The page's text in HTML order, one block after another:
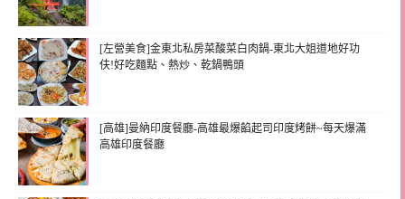
[左營美食]金東北私房菜酸菜白肉鍋-東北大姐道地好功
伕!好吃麵點、熱炒、乾鍋鴨頭
[高雄]曼納印度餐廳-高雄最爆餡起司印度烤餅~每天爆滿
高雄印度餐廳